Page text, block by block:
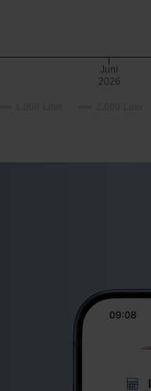
Juni
2026